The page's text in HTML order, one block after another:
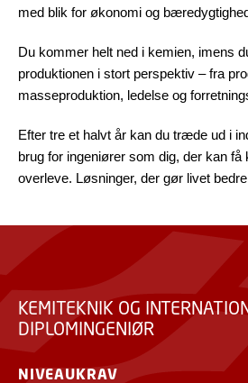
med blik for økonomi og
Du kommer helt ned i kemien, imens
produktionen i stort perspektiv – fra
masseproduktion, ledelse og
Efter tre et halvt år kan du træde ud i
brug for ingeniører som dig, der kan
overleve. Løsninger, der gør livet
KEMITEKNIK OG
DIPLOMINGENIØR
NIVEAUKRAV